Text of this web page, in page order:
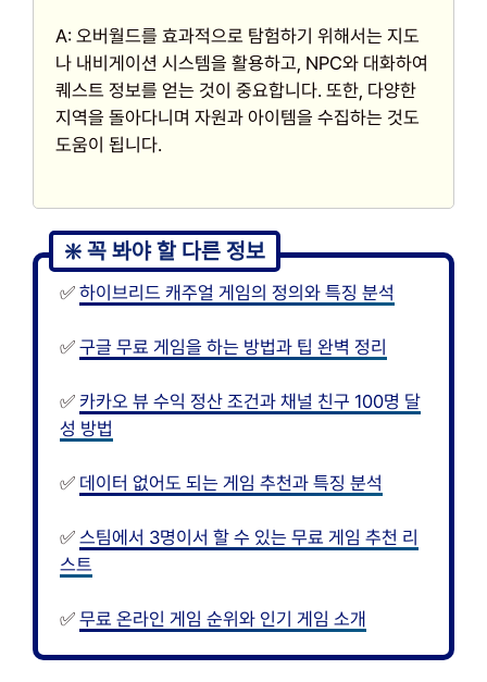
A: 오버월드를 효과적으로 탐험하기 위해서는 지도
나 내비게이션 시스템을 활용하고, NPC와 대화하여
퀘스트 정보를 얻는 것이 중요합니다. 또한, 다양한
지역을 돌아다니며 자원과 아이템을 수집하는 것도
도움이 됩니다.
✅ 하이브리드 캐주얼 게임의 정의와 특징 분석
✅ 구글 무료 게임을 하는 방법과 팁 완벽 정리
✅ 카카오 뷰 수익 정산 조건과 채널 친구 100명 달
성 방법
✅ 데이터 없어도 되는 게임 추천과 특징 분석
✅ 스팀에서 3명이서 할 수 있는 무료 게임 추천 리
스트
✅ 무료 온라인 게임 순위와 인기 게임 소개